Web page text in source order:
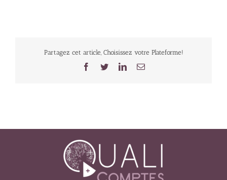
Partagez cet article, Choisissez votre Plateforme!
Facebook
TwitterLinkedInEmail